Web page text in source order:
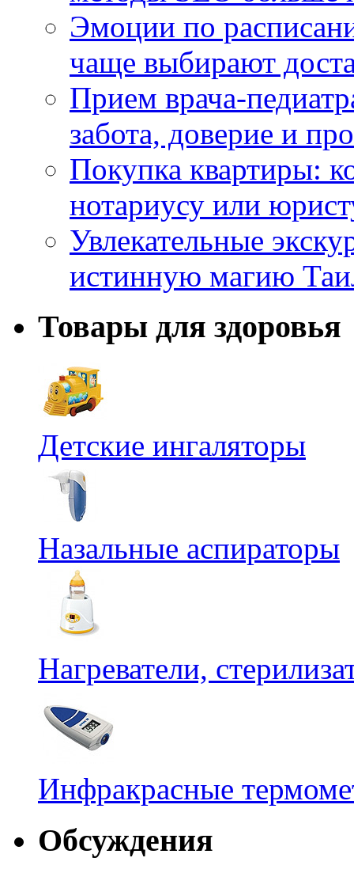
Эмоции по
чаще выбирают
Прием врача-
забота, доверие и
Покупка квартиры:
нотариусу или
Увлекательные
истинную магию
Товары для здоровья
Детские ингаляторы
Назальные аспираторы
Нагреватели,
Инфракрасные
Обсуждения